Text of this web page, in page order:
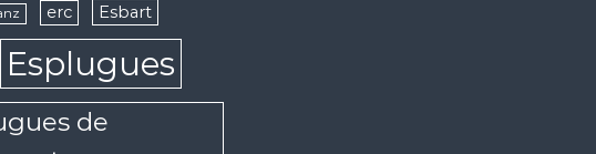
erc Esbart
Esplugues
de